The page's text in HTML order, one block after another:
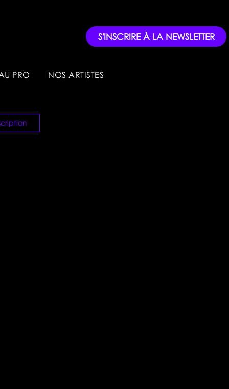
S'INSCRIRE À LA NEWSLETTER
PRO NOS ARTISTES